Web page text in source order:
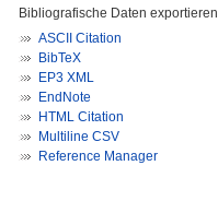
Bibliografische Daten exportieren
ASCII Citation
BibTeX
EP3 XML
EndNote
HTML Citation
Multiline CSV
Reference Manager